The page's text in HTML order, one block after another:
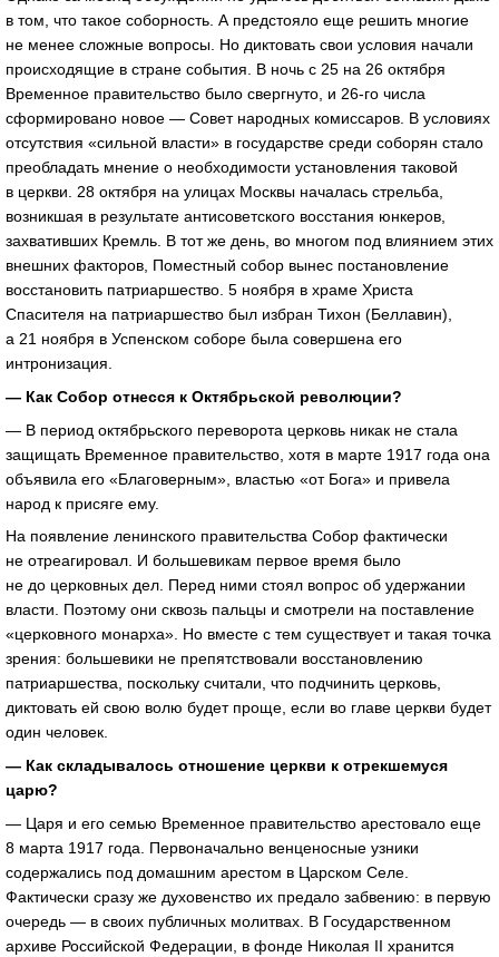
в том, что такое соборность. А предстояло еще решить многие
не менее сложные вопросы. Но диктовать свои условия начали
происходящие в стране события. В ночь с 25 на 26 октября
Временное правительство было свергнуто, и 26-го числа
сформировано новое — Совет народных комиссаров. В условиях
отсутствия «сильной власти» в государстве среди соборян стало
преобладать мнение о необходимости установления таковой
в церкви. 28 октября на улицах Москвы началась стрельба,
возникшая в результате антисоветского восстания юнкеров,
захвативших Кремль. В тот же день, во многом под влиянием этих
внешних факторов, Поместный собор вынес постановление
восстановить патриаршество. 5 ноября в храме Христа
Спасителя на патриаршество был избран Тихон (Беллавин),
а 21 ноября в Успенском соборе была совершена его
интронизация.
— Как Собор отнесся к Октябрьской революции?
— В период октябрьского переворота церковь никак не стала
защищать Временное правительство, хотя в марте 1917 года она
объявила его «Благоверным», властью «от Бога» и привела
народ к присяге ему.
На появление ленинского правительства Собор фактически
не отреагировал. И большевикам первое время было
не до церковных дел. Перед ними стоял вопрос об удержании
власти. Поэтому они сквозь пальцы и смотрели на поставление
«церковного монарха». Но вместе с тем существует и такая точка
зрения: большевики не препятствовали восстановлению
патриаршества, поскольку считали, что подчинить церковь,
диктовать ей свою волю будет проще, если во главе церкви будет
один человек.
— Как складывалось отношение церкви к отрекшемуся
царю?
— Царя и его семью Временное правительство арестовало еще
8 марта 1917 года. Первоначально венценосные узники
содержались под домашним арестом в Царском Селе.
Фактически сразу же духовенство их предало забвению: в первую
очередь — в своих публичных молитвах. В Государственном
архиве Российской Федерации, в фонде Николая II хранится